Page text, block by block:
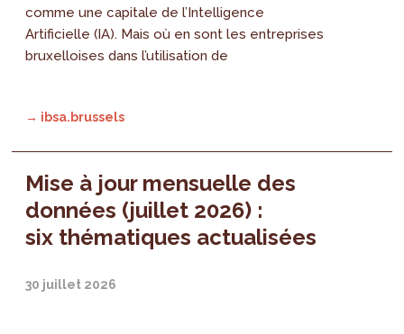
comme une capitale de l’Intelligence
Artificielle (IA). Mais où en sont les entreprises
bruxelloises dans l’utilisation de
→ ibsa.brussels
Mise à jour mensuelle des
données (juillet 2026) :
six thématiques actualisées
30 juillet 2026